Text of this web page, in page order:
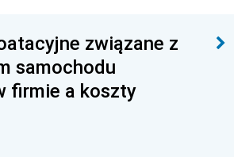
związane z
samochodu
firmie a koszty